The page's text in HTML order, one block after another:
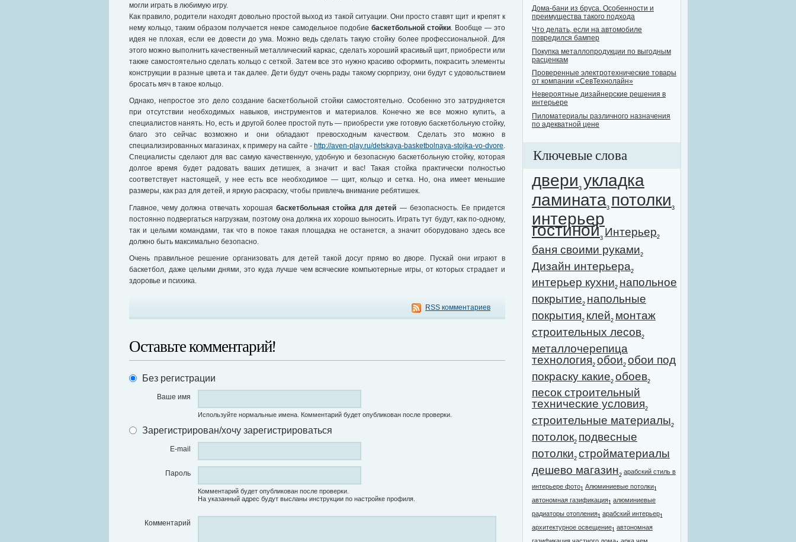
могли играть в любимую игру.
Как правило, родители находят довольно простой выход из такой ситуации. Они просто ставят щит и крепят к
нему кольцо, таким образом получается некое самодельное подобие баскетбольной стойки. Вообще — это
идея не плохая, если ее довести до ума. Можно ведь сделать такую стойку более профессиональной. Для
этого можно выполнить качественный металлический каркас, сделать хороший красивый щит, приобрести или
также самостоятельно сделать кольцо с сеткой. Затем все это нужно красиво оформить, покрасить элементы
конструкции в разные цвета и так далее. Дети будут очень рады такому сюрпризу, они будут с удовольствием
бросать мяч в такое кольцо.
Однако, непростое это дело создание баскетбольной стойки самостоятельно. Особенно это затрудняется
при отсутствии необходимых навыков, инструментов и материалов. Конечно же все можно купить, а
специалистов нанять. Но, есть и другой более простой путь — приобрести уже готовую баскетбольную стойку,
благо это сейчас возможно и они обладают превосходным качеством. Сделать это можно в
специализированных магазинах, к примеру на сайте - http://aven-play.ru/detskaya-basketbolnaya-stojka-vo-dvore.
Специалисты сделают для вас самую качественную, удобную и безопасную баскетбольную стойку, которая
долгое время будет радовать ваших детишек, а значит и вас! Такая стойка практически полностью
соответствует настоящей, у нее есть все необходимое — щит, кольцо и сетка. Но, она имеет меньшие
размеры, как раз для детей, и яркую раскраску, чтобы привлечь внимание ребятишек.
Главное, чему должна отвечать хорошая баскетбольная стойка для детей — безопасность. Ее придется
постоянно подвергаться нагрузкам, поэтому она должна их хорошо выносить. Играть тут будут, как по-одному,
так и целыми командами, так что в покое такая площадка не останется, а значит оборудовано здесь все
должно быть максимально безопасно.
Очень правильное решение организовать для детей такой досуг прямо во дворе. Пускай они играют в
баскетбол, даже целыми днями, это куда лучше чем всяческие компьютерные игры, от которых страдает и
здоровье и психика.
RSS комментариев
Оставьте комментарий!
Без регистрации
Ваше имя
Используйте нормальные имена. Комментарий будет опубликован после проверки.
Зарегистрирован/хочу зарегистрироваться
E-mail
Пароль
Комментарий будет опубликован после проверки.
На указанный адрес будут высланы инструкции по настройке профиля.
Комментарий
Дома-бани из бруса. Особенности и
преимущества такого подхода
Что делать, если на автомобиле
повредился бампер
Покупка металлопродукции по выгодным
расценкам
Проверенные электротехнические товары
от компании «СевТехнолайн»
Невероятные дизайнерские решения в
интерьере
Пиломатериалы различного назначения
по адекватной цене
Ключевые слова
двери 3 укладка
ламината3 потолки 3
интерьер
гостиной3 Интерьер2
баня своими руками2
Дизайн интерьера2
интерьер кухни2 напольное
покрытие2 напольные
покрытия2 клей2 монтаж
строительных лесов2
металлочерепица
технология2 обои2 обои под
покраску какие2 обоев2
песок строительный
технические условия2
строительные материалы2
потолок2 подвесные
потолки2 стройматериалы
дешево магазин2 арабский стиль в
интерьере фото1 Алюминиевые потолки1
автономная газификация1 алюминиевые
радиаторы отопления1 арабский интерьер1
архитектурное освещение1 автономная